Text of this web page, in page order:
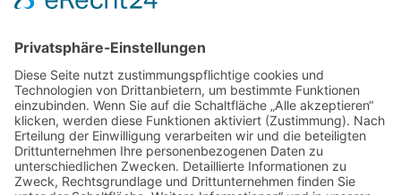
Urlaubsservice
Bücher, Karten & CD's
Ihre Anreise
Wetter
Links